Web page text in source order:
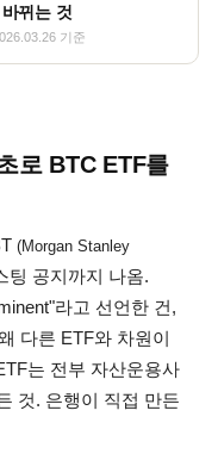
뀌는 것
기준
로 BTC ETF를
(Morgan Stanley
팅 공지까지 나옴.
라고 선언한 건,
다른 ETF와 차원이
는 전부 자산운용사
것. 은행이 직접 만든